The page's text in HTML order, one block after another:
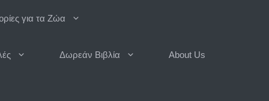
για τα Ζώα
Δωρεάν Βιβλία About Us